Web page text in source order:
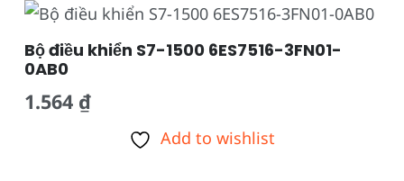
Bộ điều khiển S7-1500 6ES7516-3FN01-
0AB0
1.564 ₫
Add to wishlist